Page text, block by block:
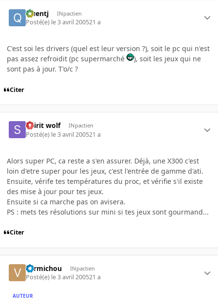
Quentj INpactien
Posté(e) le 3 avril 200521 a
C'est soi les drivers (quel est leur version ?), soit le pc qui n'est
pas assez refroidit (pc supermarché
), soit les jeux qui ne
sont pas à jour. T'o/c ?
Citer
Spirit wolf INpactien
Posté(e) le 3 avril 200521 a
Alors super PC, ca reste a s'en assurer. Déjà, une X300 c'est
loin d'etre super pour les jeux, c'est l'entrée de gamme d'ati.
Ensuite, vérife tes températures du proc, et vérifie s'il existe
des mise à jour pour tes jeux.
Ensuite si ca marche pas on avisera.
PS : mets tes résolutions sur mini si tes jeux sont gourmand...
Citer
vermichou INpactien
Posté(e) le 3 avril 200521 a
AUTEUR